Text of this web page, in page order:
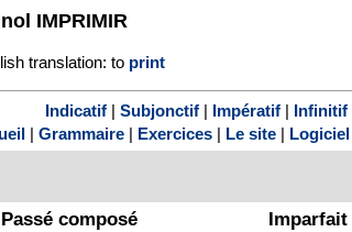
IMPRIMIR
translation: to print
Indicatif| Subjonctif| Impératif| Infinitif|
Grammaire Exercices Le site Logiciel
Passé composé Imparfait